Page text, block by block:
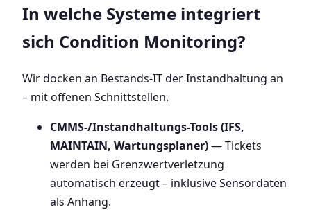
In welche Systeme integriert
sich Condition Monitoring?
Wir docken an Bestands-IT der Instandhaltung an
– mit offenen Schnittstellen.
CMMS-/Instandhaltungs-Tools (IFS,
MAINTAIN, Wartungsplaner)— Tickets
werden bei Grenzwertverletzung
automatisch erzeugt – inklusive Sensordaten
als Anhang.